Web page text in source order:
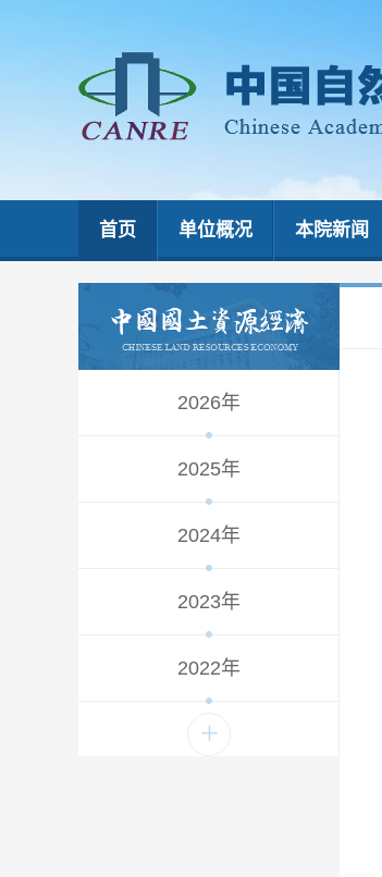
首页 单位概况 本院新闻
2026年
2025年
2024年
2023年
2022年
+